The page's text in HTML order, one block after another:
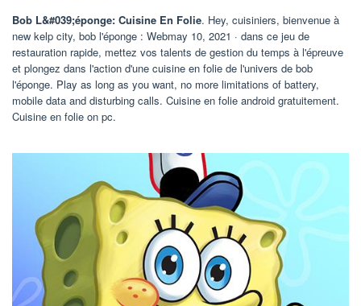
Bob L&#039;éponge: Cuisine En Folie. Hey, cuisiniers, bienvenue à
new kelp city, bob l'éponge : Webmay 10, 2021 · dans ce jeu de
restauration rapide, mettez vos talents de gestion du temps à l'épreuve
et plongez dans l'action d'une cuisine en folie de l'univers de bob
l'éponge. Play as long as you want, no more limitations of battery,
mobile data and disturbing calls. Cuisine en folie android gratuitement.
Cuisine en folie on pc.